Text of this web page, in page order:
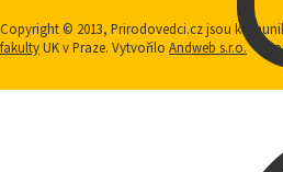
Copyright © 2013, Prirodovedci.cz jsou
fakultyUK v Praze. Vytvořilo Andweb s.r.o.